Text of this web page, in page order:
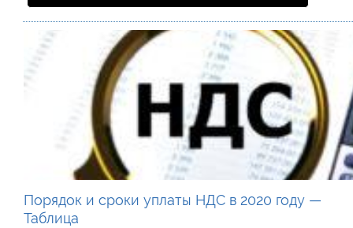
Порядок и сроки уплаты НДС в 2020 году —
Таблица